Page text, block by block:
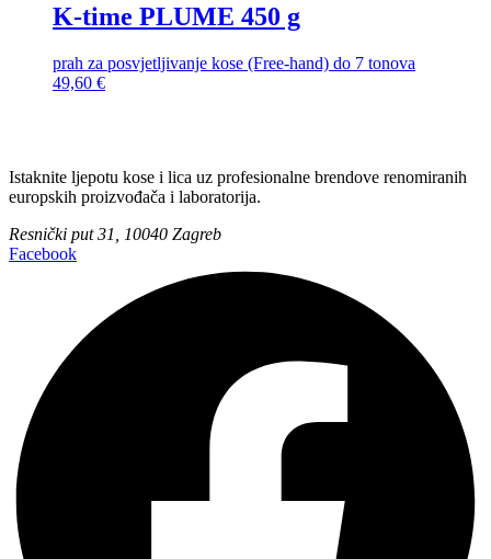
K-time PLUME 450 g
prah za posvjetljivanje kose (Free-hand) do 7 tonova
49,60 €
Istaknite ljepotu kose i lica uz profesionalne brendove renomiranih
europskih proizvođača i laboratorija.
Resnički put 31, 10040 Zagreb
Facebook